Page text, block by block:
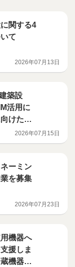
関する4
て
2026年07月13日
築設
活用に
けたハ
2026年07月15日
ーミン
を募集
2026年07月23日
機器へ
援しま
機器に